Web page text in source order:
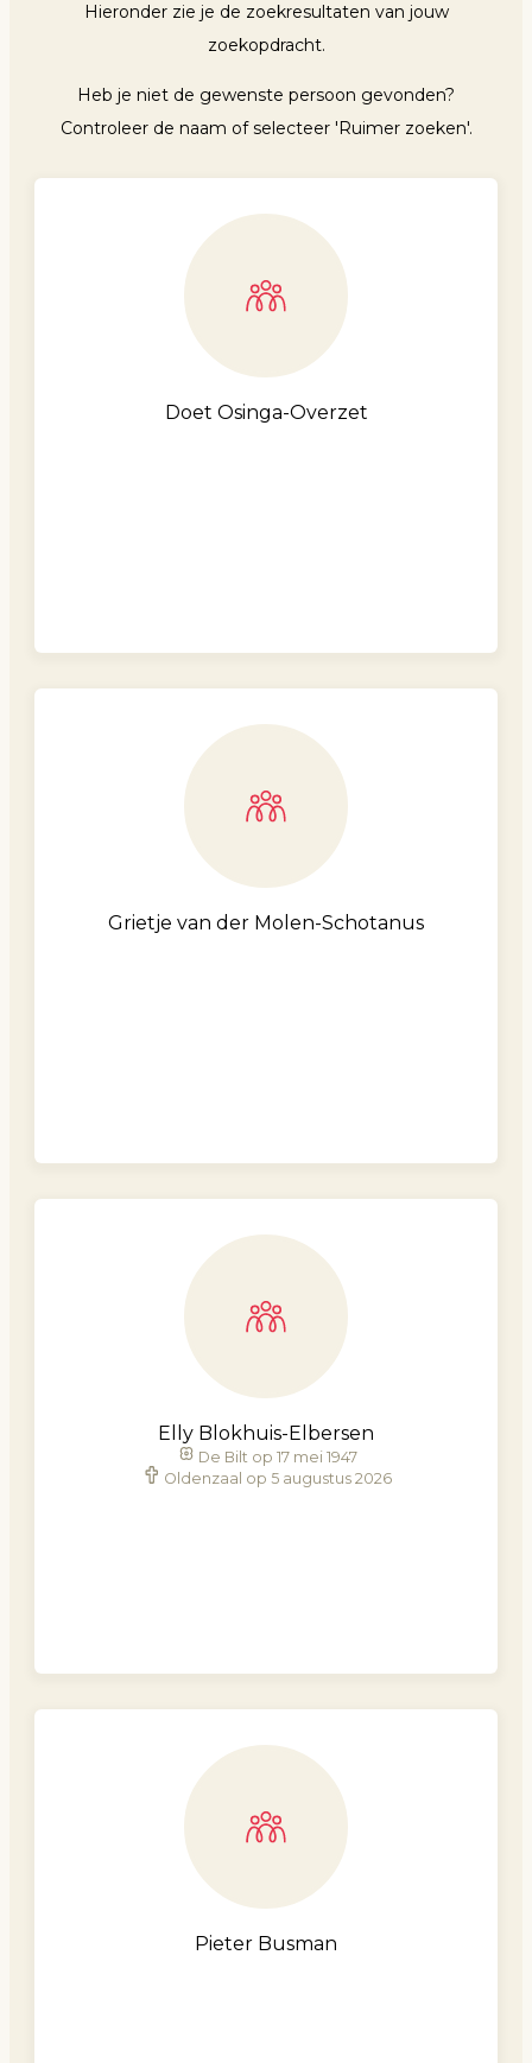
Hieronder zie je de zoekresultaten van jouw
zoekopdracht.
Heb je niet de gewenste persoon gevonden?
Controleer de naam of selecteer 'Ruimer zoeken'.
Doet Osinga-Overzet
Grietje van der Molen-Schotanus
Elly Blokhuis-Elbersen
De Bilt op 17 mei 1947
Oldenzaal op 5 augustus 2026
Pieter Busman